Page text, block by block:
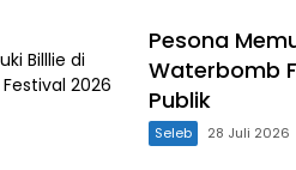
Pesona
Waterbomb
Publik
Seleb 28 Juli 2026